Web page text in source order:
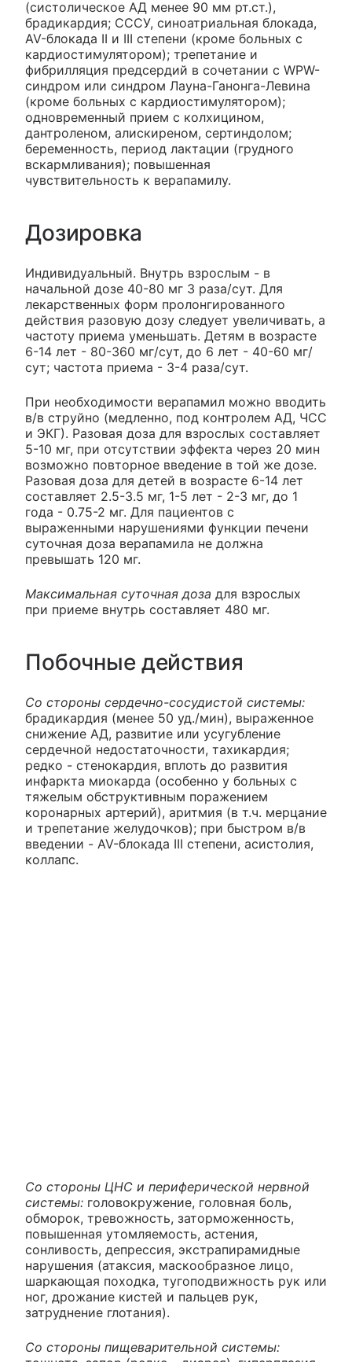
(систолическое АД менее 90 мм рт.ст.),
брадикардия; СССУ, синоатриальная блокада,
AV-блокада II и III степени (кроме больных с
кардиостимулятором); трепетание и
фибрилляция предсердий в сочетании с WPW-
синдром или синдром Лауна-Ганонга-Левина
(кроме больных с кардиостимулятором);
одновременный прием с колхицином,
дантроленом, алискиреном, сертиндолом;
беременность, период лактации (грудного
вскармливания); повышенная
чувствительность к верапамилу.
Дозировка
Индивидуальный. Внутрь взрослым - в
начальной дозе 40-80 мг 3 раза/сут. Для
лекарственных форм пролонгированного
действия разовую дозу следует увеличивать, а
частоту приема уменьшать. Детям в возрасте
6-14 лет - 80-360 мг/сут, до 6 лет - 40-60 мг/
сут; частота приема - 3-4 раза/сут.
При необходимости верапамил можно вводить
в/в струйно (медленно, под контролем АД, ЧСС
и ЭКГ). Разовая доза для взрослых составляет
5-10 мг, при отсутствии эффекта через 20 мин
возможно повторное введение в той же дозе.
Разовая доза для детей в возрасте 6-14 лет
составляет 2.5-3.5 мг, 1-5 лет - 2-3 мг, до 1
года - 0.75-2 мг. Для пациентов с
выраженными нарушениями функции печени
суточная доза верапамила не должна
превышать 120 мг.
Максимальная суточная доза для взрослых
при приеме внутрь составляет 480 мг.
Побочные действия
Со стороны сердечно-сосудистой системы:
брадикардия (менее 50 уд./мин), выраженное
снижение АД, развитие или усугубление
сердечной недостаточности, тахикардия;
редко - стенокардия, вплоть до развития
инфаркта миокарда (особенно у больных с
тяжелым обструктивным поражением
коронарных артерий), аритмия (в т.ч. мерцание
и трепетание желудочков); при быстром в/в
введении - AV-блокада III степени, асистолия,
коллапс.
Со стороны ЦНС и периферической нервной
системы: головокружение, головная боль,
обморок, тревожность, заторможенность,
повышенная утомляемость, астения,
сонливость, депрессия, экстрапирамидные
нарушения (атаксия, маскообразное лицо,
шаркающая походка, тугоподвижность рук или
ног, дрожание кистей и пальцев рук,
затруднение глотания).
Со стороны пищеварительной системы: